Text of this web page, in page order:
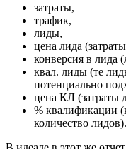
затраты,
трафик,
лиды,
цена лида
конверсия в лида
квал. лиды (те
потенциально
цена КЛ (затраты
% квалификации
количество лидов).